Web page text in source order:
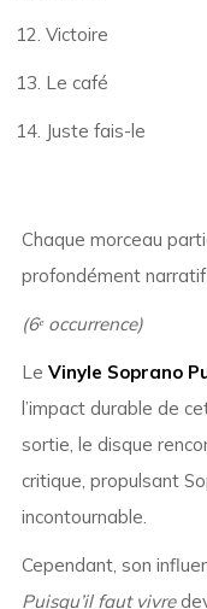
Victoire
Le café
Juste fais-le
Chaque morceau
profondément
(6ᵉ occurrence)
Le Vinyle Soprano
l’impact durable de
sortie, le disque
critique, propulsant
incontournable.
Cependant, son
Puisqu’il faut vivre